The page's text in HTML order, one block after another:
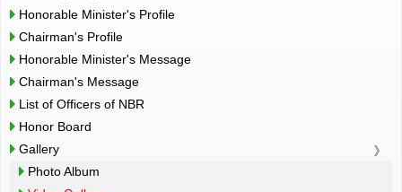
Honorable Minister's Profile
Chairman's Profile
Honorable Minister's Message
Chairman's Message
List of Officers of NBR
Honor Board
Gallery
Photo Album